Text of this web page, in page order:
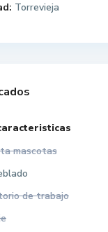
Torrevieja
mascotas
de trabajo